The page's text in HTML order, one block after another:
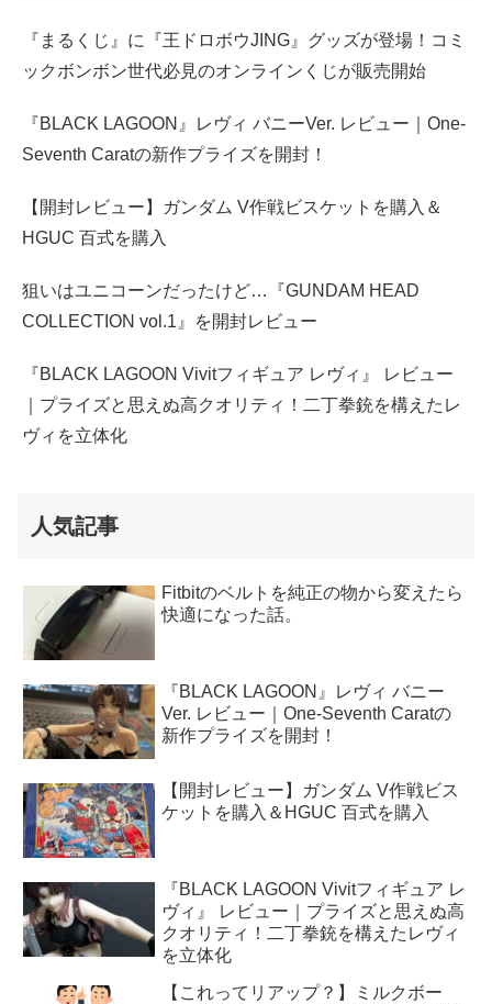
『まるくじ』に『王ドロボウJING』グッズが登場！コミ
ックボンボン世代必見のオンラインくじが販売開始
『BLACK LAGOON』レヴィ バニーVer. レビュー｜One-
Seventh Caratの新作プライズを開封！
【開封レビュー】ガンダム V作戦ビスケットを購入＆
HGUC 百式を購入
狙いはユニコーンだったけど…『GUNDAM HEAD
COLLECTION vol.1』を開封レビュー
『BLACK LAGOON Vivitフィギュア レヴィ』 レビュー
｜プライズと思えぬ高クオリティ！二丁拳銃を構えたレ
ヴィを立体化
人気記事
Fitbitのベルトを純正の物から変えたら
快適になった話。
『BLACK LAGOON』レヴィ バニー
Ver. レビュー｜One-Seventh Caratの
新作プライズを開封！
【開封レビュー】ガンダム V作戦ビス
ケットを購入＆HGUC 百式を購入
『BLACK LAGOON Vivitフィギュア レ
ヴィ』 レビュー｜プライズと思えぬ高
クオリティ！二丁拳銃を構えたレヴィ
を立体化
【これってリアップ？】ミルクボー